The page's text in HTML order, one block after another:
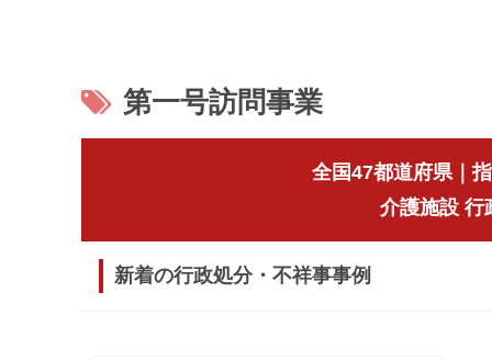
第一号訪問事業
全国47都道府県｜
介護施設 行
新着の行政処分・不祥事事例